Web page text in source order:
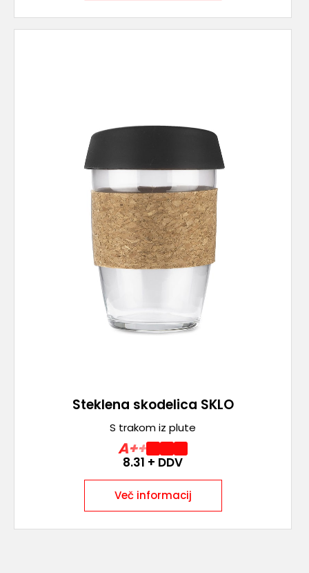
Steklena skodelica SKLO
S trakom iz plute
A++
8.31 + DDV
Več informacij